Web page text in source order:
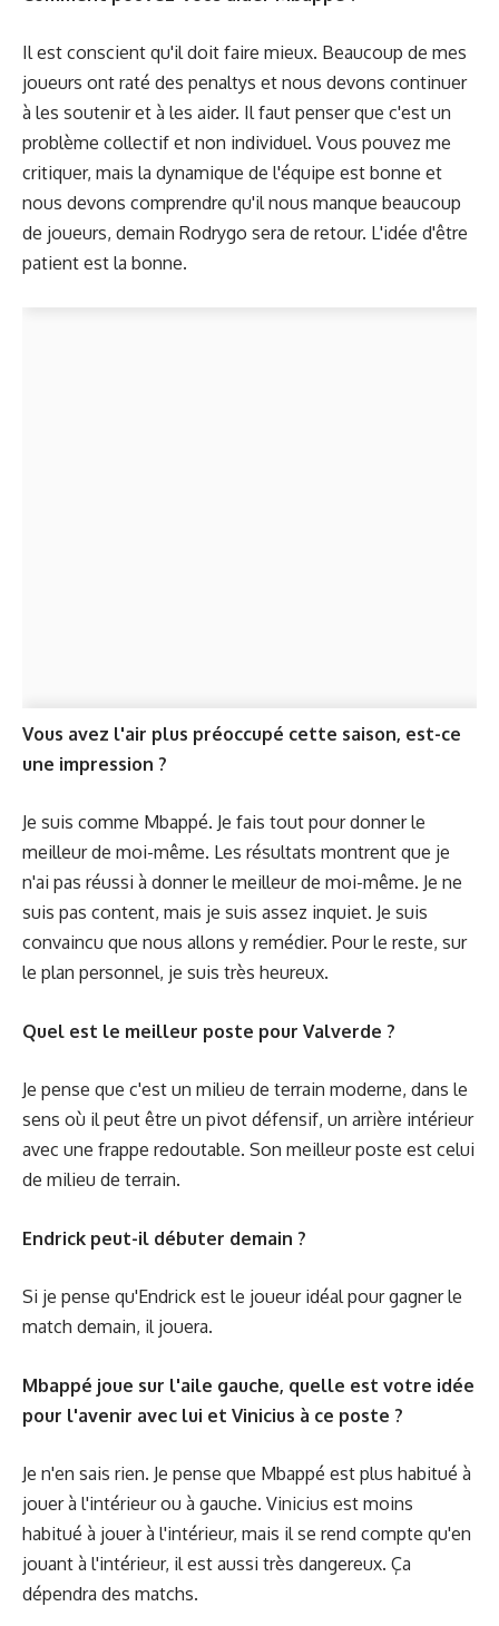
Il est conscient qu'il doit faire mieux. Beaucoup de mes
joueurs ont raté des penaltys et nous devons continuer
à les soutenir et à les aider. Il faut penser que c'est un
problème collectif et non individuel. Vous pouvez me
critiquer, mais la dynamique de l'équipe est bonne et
nous devons comprendre qu'il nous manque beaucoup
de joueurs, demain Rodrygo sera de retour. L'idée d'être
patient est la bonne.
Vous avez l'air plus préoccupé cette saison, est-ce
une impression ?
Je suis comme Mbappé. Je fais tout pour donner le
meilleur de moi-même. Les résultats montrent que je
n'ai pas réussi à donner le meilleur de moi-même. Je ne
suis pas content, mais je suis assez inquiet. Je suis
convaincu que nous allons y remédier. Pour le reste, sur
le plan personnel, je suis très heureux.
Quel est le meilleur poste pour Valverde ?
Je pense que c'est un milieu de terrain moderne, dans le
sens où il peut être un pivot défensif, un arrière intérieur
avec une frappe redoutable. Son meilleur poste est celui
de milieu de terrain.
Endrick peut-il débuter demain ?
Si je pense qu'Endrick est le joueur idéal pour gagner le
match demain, il jouera.
Mbappé joue sur l'aile gauche, quelle est votre idée
pour l'avenir avec lui et Vinicius à ce poste ?
Je n'en sais rien. Je pense que Mbappé est plus habitué à
jouer à l'intérieur ou à gauche. Vinicius est moins
habitué à jouer à l'intérieur, mais il se rend compte qu'en
jouant à l'intérieur, il est aussi très dangereux. Ça
dépendra des matchs.